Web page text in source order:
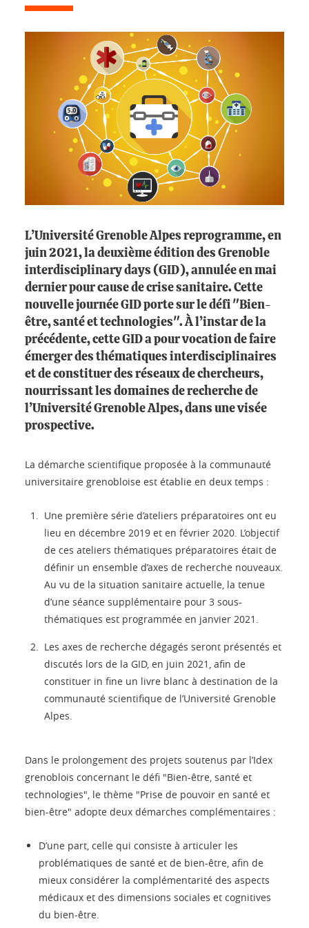
L’Université Grenoble Alpes reprogramme, en
juin 2021, la deuxième édition des Grenoble
interdisciplinary days (GID), annulée en mai
dernier pour cause de crise sanitaire. Cette
nouvelle journée GID porte sur le défi "Bien-
être, santé et technologies". À l’instar de la
précédente, cette GID a pour vocation de faire
émerger des thématiques interdisciplinaires
et de constituer des réseaux de chercheurs,
nourrissant les domaines de recherche de
l’Université Grenoble Alpes, dans une visée
prospective.
La démarche scientifique proposée à la communauté
universitaire grenobloise est établie en deux temps :
Une première série d’ateliers préparatoires ont eu
lieu en décembre 2019 et en février 2020. L’objectif
de ces ateliers thématiques préparatoires était de
définir un ensemble d’axes de recherche nouveaux.
Au vu de la situation sanitaire actuelle, la tenue
d’une séance supplémentaire pour 3 sous-
thématiques est programmée en janvier 2021.
Les axes de recherche dégagés seront présentés et
discutés lors de la GID, en juin 2021, afin de
constituer in fine un livre blanc à destination de la
communauté scientifique de l’Université Grenoble
Alpes.
Dans le prolongement des projets soutenus par l’Idex
grenoblois concernant le défi "Bien-être, santé et
technologies", le thème "Prise de pouvoir en santé et
bien-être" adopte deux démarches complémentaires :
D’une part, celle qui consiste à articuler les
problématiques de santé et de bien-être, afin de
mieux considérer la complémentarité des aspects
médicaux et des dimensions sociales et cognitives
du bien-être.